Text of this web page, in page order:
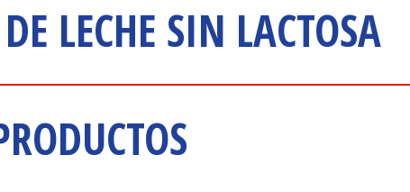
LECHE SIN LACTOSA